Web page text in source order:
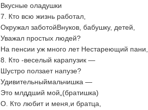
Вкусные оладушки
7. Кто всю жизнь работал,
Окружал заботойВнуков, бабушку, детей,
Уважал простых людей?
На пенсии уж много лет Нестареющий
8. Кто -веселый карапузик —
Шустро ползает напузе?
Удивительныймальчишка —
Это млддший мой„(братишка)
О. Кто любит и меня,и братца,